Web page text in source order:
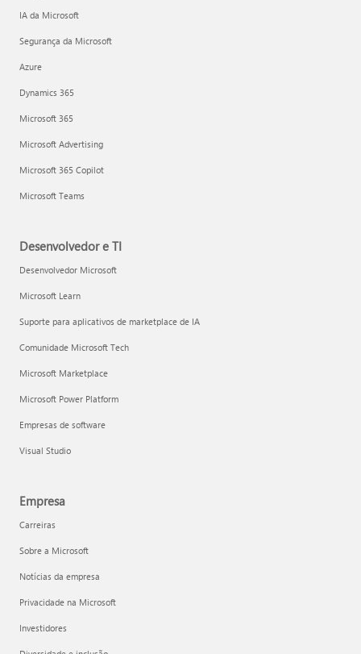
IA da Microsoft
Segurança da Microsoft
Azure
Dynamics 365
Microsoft 365
Microsoft Advertising
Microsoft 365 Copilot
Microsoft Teams
Desenvolvedor e TI
Desenvolvedor Microsoft
Microsoft Learn
Suporte para aplicativos de marketplace de IA
Comunidade Microsoft Tech
Microsoft Marketplace
Microsoft Power Platform
Empresas de software
Visual Studio
Empresa
Carreiras
Sobre a Microsoft
Notícias da empresa
Privacidade na Microsoft
Investidores